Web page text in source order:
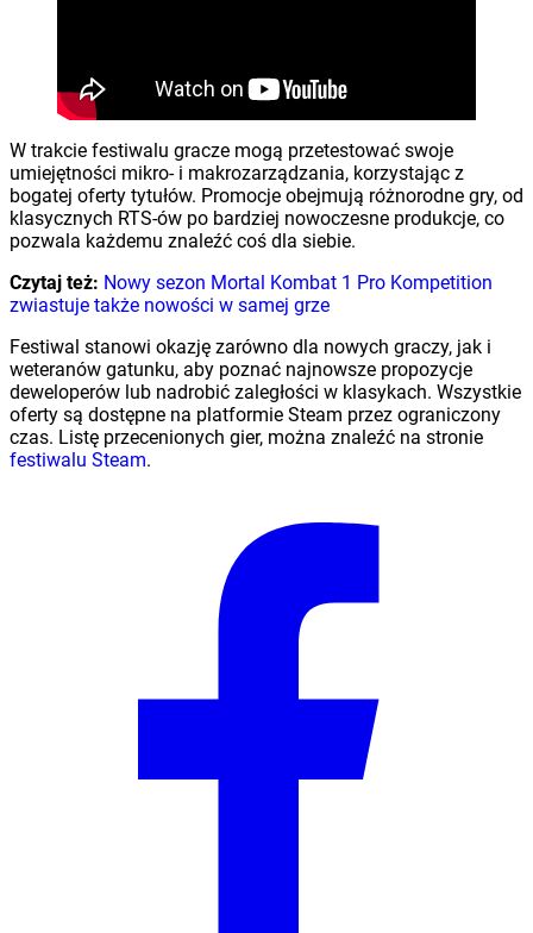
W trakcie festiwalu gracze mogą przetestować swoje
umiejętności mikro- i makrozarządzania, korzystając z
bogatej oferty tytułów. Promocje obejmują różnorodne gry, od
klasycznych RTS-ów po bardziej nowoczesne produkcje, co
pozwala każdemu znaleźć coś dla siebie.
Czytaj też: Nowy sezon Mortal Kombat 1 Pro Kompetition
zwiastuje także nowości w samej grze
Festiwal stanowi okazję zarówno dla nowych graczy, jak i
weteranów gatunku, aby poznać najnowsze propozycje
deweloperów lub nadrobić zaległości w klasykach. Wszystkie
oferty są dostępne na platformie Steam przez ograniczony
czas. Listę przecenionych gier, można znaleźć na stronie
festiwalu Steam.